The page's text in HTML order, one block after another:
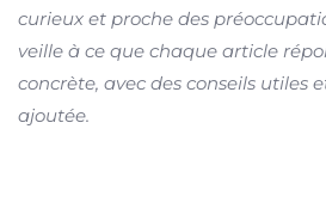
curieux et proche des
veille à ce que chaque article
concrète, avec des conseils utiles
ajoutée.